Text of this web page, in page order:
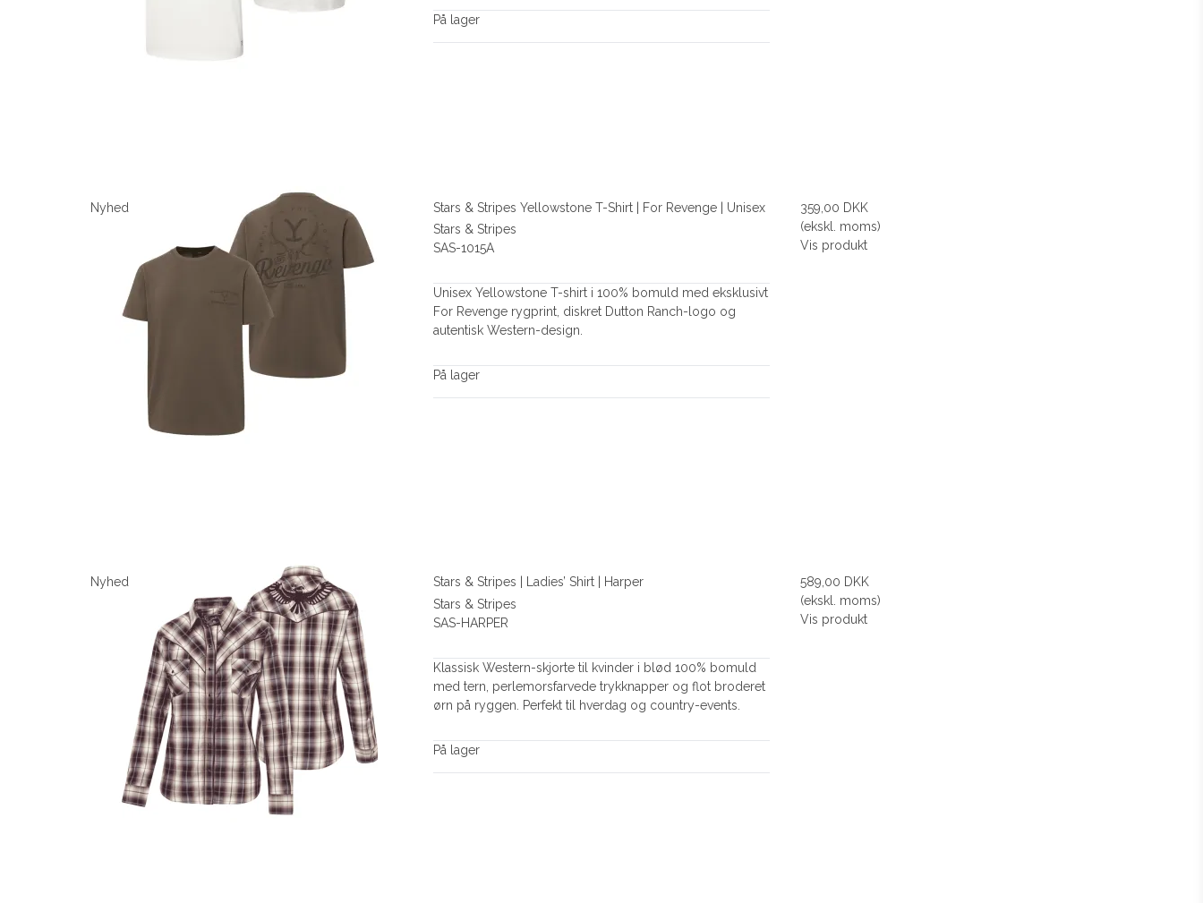
På lager
Nyhed
Stars & Stripes Yellowstone T-Shirt | For Revenge | Unisex
Stars & Stripes
SAS-1015A
Unisex Yellowstone T-shirt i 100% bomuld med eksklusivt
For Revenge rygprint, diskret Dutton Ranch-logo og
autentisk Western-design.
På lager
359,00 DKK
(ekskl. moms)
Vis produkt
Nyhed
Stars & Stripes | Ladies’ Shirt | Harper
Stars & Stripes
SAS-HARPER
Klassisk Western-skjorte til kvinder i blød 100% bomuld
med tern, perlemorsfarvede trykknapper og flot broderet
ørn på ryggen. Perfekt til hverdag og country-events.
På lager
589,00 DKK
(ekskl. moms)
Vis produkt